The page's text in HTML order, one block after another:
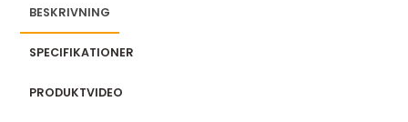
d
BESKRIVNING
SPECIFIKATIONER
PRODUKTVIDEO